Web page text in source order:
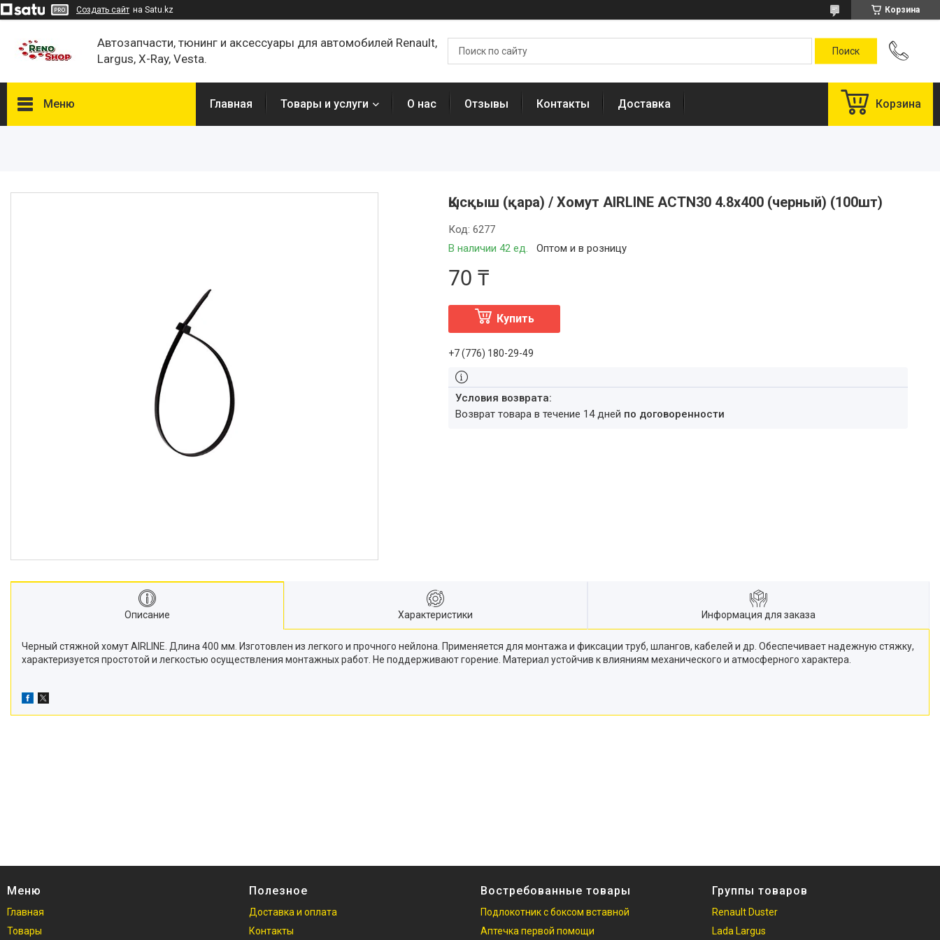
Создать сайт на Satu.kz Корзина
Автозапчасти, тюнинг и аксессуары для автомобилей Renault,
Largus, X-Ray, Vesta.
Меню Главная Товары и услуги О нас Отзывы Контакты Доставка Корзина
Қысқыш (қара) / Хомут AIRLINE ACTN30 4.8х400 (черный) (100шт)
В наличии 42 ед. Оптом и в розницу
Код:6277
70 ₸
Купить
+7 (776) 180-29-49
возврат товара в течение 14 дней по договоренности
Описание Характеристики Информация для заказа
Черный стяжной хомут AIRLINE. Длина 400 мм. Изготовлен из легкого и прочного нейлона. Применяется для монтажа и фиксации труб, шлангов, кабелей и др. Обеспечивает надежную стяжку,
характеризуется простотой и легкостью осуществления монтажных работ. Не поддерживают горение. Материал устойчив к влияниям механического и атмосферного характера.
Меню
Главная
Товары
Полезное
Доставка и оплата
Контакты
Востребованные товары
Подлокотник с боксом вставной
Аптечка первой помощи
Группы товаров
Renault Duster
Lada Largus